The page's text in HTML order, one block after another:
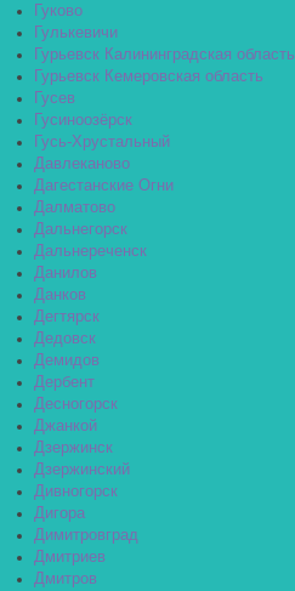
Гуково
Гулькевичи
Гурьевск Калининградская область
Гурьевск Кемеровская область
Гусев
Гусиноозёрск
Гусь-Хрустальный
Давлеканово
Дагестанские Огни
Далматово
Дальнегорск
Дальнереченск
Данилов
Данков
Дегтярск
Дедовск
Демидов
Дербент
Десногорск
Джанкой
Дзержинск
Дзержинский
Дивногорск
Дигора
Димитровград
Дмитриев
Дмитров